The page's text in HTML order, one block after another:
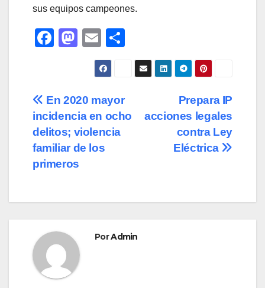
sus equipos campeones.
F
e
b
o
o
k
M
o
d
o
n
E
m
ail
o
m
ar
Navegación
de
entradas
Prepara IP
acciones legales
contra Ley
Eléctrica
En 2020 mayor
incidencia en ocho
delitos; violencia
familiar de los
primeros
PorAdmin